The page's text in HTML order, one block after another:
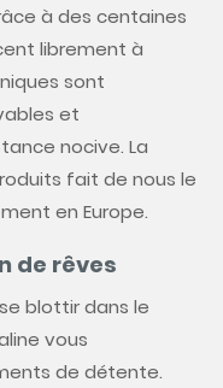
à des centaines
librement à
sont
et
nocive. La
fait de nous le
en Europe.
de rêves
blottir dans le
vous
de détente.